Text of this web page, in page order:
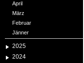
April
März
Februar
Jänner
2025
2024